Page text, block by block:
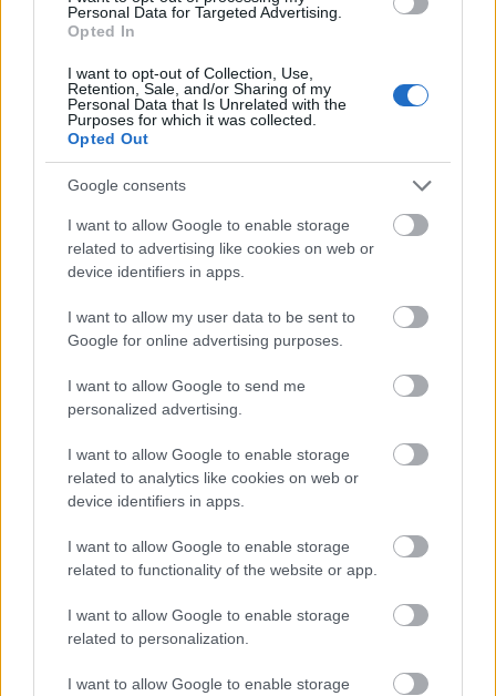
Personal Data for Targeted Advertising.
Opted In
I want to opt-out of Collection, Use,
Retention, Sale, and/or Sharing of my
Personal Data that Is Unrelated with the
Purposes for which it was collected.
Opted Out
Google consents
I want to allow Google to enable storage
related to advertising like cookies on web or
device identifiers in apps.
I want to allow my user data to be sent to
Google for online advertising purposes.
I want to allow Google to send me
personalized advertising.
I want to allow Google to enable storage
related to analytics like cookies on web or
device identifiers in apps.
I want to allow Google to enable storage
related to functionality of the website or app.
I want to allow Google to enable storage
related to personalization.
I want to allow Google to enable storage
Paks II.: Mit jelent az 5. blokk új
Látlelet a hazai víziközművekről?
Egyetlen, fél évszázados vezetéken
E-mail cím
Feliratkozom a hírlevélre és elfogadom az